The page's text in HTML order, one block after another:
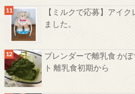
【ミルクで応募】アイ
ました。
ブレンダーで離乳食 か
ト 離乳食初期から